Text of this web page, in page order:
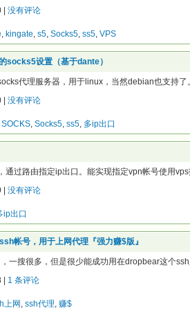
没有评论
, kingate, s5, Socks5, ss5, VPS
socks5设置（基于dante）
代理服务器，用于linux，当然debian也支持
没有评论
SOCKS, Socks5, ss5, 多ip出口
通过路由指定ip出口。能实现指定vpn帐号使用
没有评论
ip出口
帐号，用于上网代理『强力赚$版』
一搜很多，但是很少能成功用在dropbear这个
1 条评论
上网 , ssh代理, 赚$